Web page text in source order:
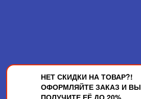
НЕТ СКИДКИ НА ТОВАР?!
ОФОРМЛЯЙТЕ ЗАКАЗ И ВЫ
ПОЛУЧИТЕ ЕЁ ДО 20%